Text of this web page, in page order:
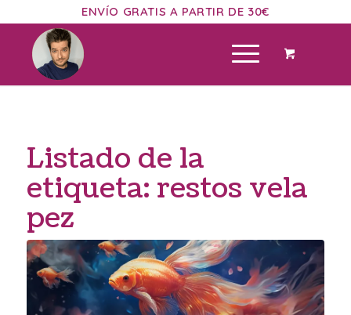
ENVÍO GRATIS A PARTIR DE 30€
Listado de la
etiqueta: restos vela
pez